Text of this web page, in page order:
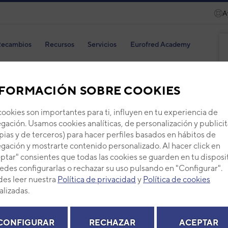
SOBRE COOKIES
son importantes para ti, influyen en tu experiencia de
Usamos cookies analíticas, de personalización y
y de terceros) para hacer perfiles basados en hábitos de
y mostrarte contenido personalizado. Al hacer click en
consientes que todas las cookies se guarden en tu
configurarlas o rechazar su uso pulsando en "Configurar".
leer nuestra Política de privacidad y Política de cookies
RECHAZAR ACEPTAR
Recursos Servicios Eurofred Academy
Código:
Ref.
+ Ver